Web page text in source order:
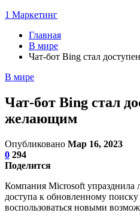
1 Маркетинг
Главная
В мире
Чат-бот Bing стал
В мире
Чат-бот Bing стал
желающим
Опубликовано Мар 16, 2023
0 294
Поделится
Компания Microsoft упразднила
доступа к обновленному
воспользоваться новыми